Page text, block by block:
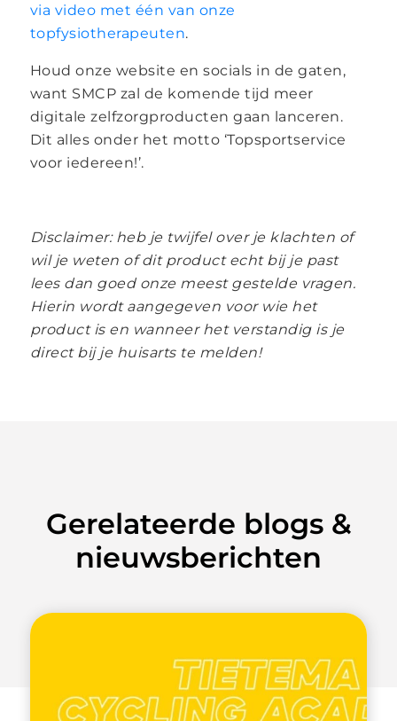
via video met één van onze
topfysiotherapeuten.
Houd onze website en socials in de gaten,
want SMCP zal de komende tijd meer
digitale zelfzorgproducten gaan lanceren.
Dit alles onder het motto ‘Topsportservice
voor iedereen!’.
Disclaimer: heb je twijfel over je klachten of
wil je weten of dit product echt bij je past
lees dan goed onze meest gestelde vragen.
Hierin wordt aangegeven voor wie het
product is en wanneer het verstandig is je
direct bij je huisarts te melden!
Gerelateerde blogs &
nieuwsberichten